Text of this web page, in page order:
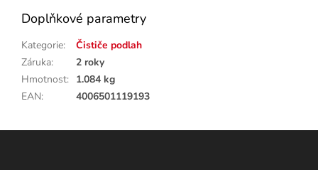
Doplňkové parametry
Kategorie:
Čističe podlah
Záruka:
2 roky
Hmotnost: 1.084 kg
EAN: 4006501119193